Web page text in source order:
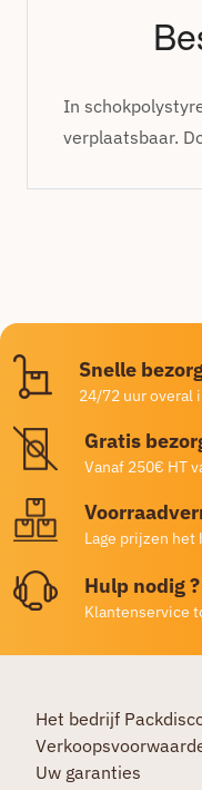
In
verplaatsbaar.
Snelle
24/72 uur overal
Gratis
Vanaf 250€ HT
Lage prijzen het
Hulp nodig ?
Klantenservice
Het bedrijf
Uw garanties